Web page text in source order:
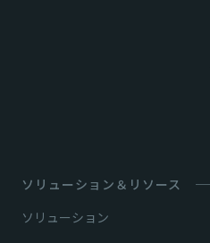
ソリューション＆リソース
ソリューション